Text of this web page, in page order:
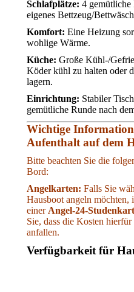
Schlafplätze: 4 gemütliche
eigenes Bettzeug/
Komfort: Eine Heizung
wohlige Wärme.
Küche: Große Kühl-/
Köder kühl zu halten oder
lagern.
Einrichtung: Stabiler
gemütliche Runde nach
Wichtige
Aufenthalt auf dem
Bitte beachten Sie die
Bord:
Angelkarten: Falls Sie
Hausboot angeln möchten,
einer Angel-24-
Sie, dass die Kosten hierfür
anfallen.
Verfügbarkeit für